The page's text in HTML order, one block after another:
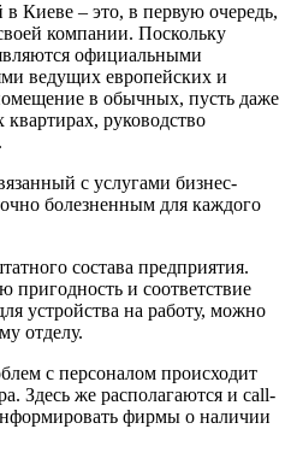
Киеве – это, в первую очередь,
компании. Поскольку
официальными
ведущих европейских и
в обычных, пусть даже
руководство
с услугами бизнес-
болезненным для каждого
состава предприятия.
пригодность и соответствие
устройства на работу, можно
отделу.
с персоналом происходит
Здесь же располагаются и call-
фирмы о наличии